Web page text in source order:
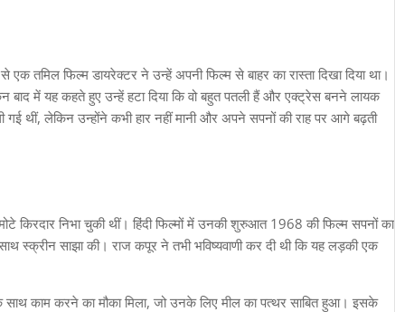
एक तमिल फिल्म डायरेक्टर ने उन्हें अपनी फिल्म से बाहर का रास्ता दिखा दिया था।
बाद में यह कहते हुए उन्हें हटा दिया कि वो बहुत पतली हैं और एक्ट्रेस बनने लायक
गई थीं,लेकिन उन्होंने कभी हार नहीं मानी और अपने सपनों की राह पर आगे बढ़ती
किरदार निभा चुकी थीं। हिंदी फिल्मों में उनकी शुरुआत1968की फिल्म सपनों का
स्क्रीन साझा की। राज कपूर ने तभी भविष्यवाणी कर दी थी कि यह लड़की एक
काम करने का मौका मिला,जो उनके लिए मील का पत्थर साबित हुआ। इसके